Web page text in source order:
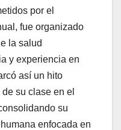
por el
fue organizado
la salud
y experiencia en
así un hito
su clase en el
su
enfocada en